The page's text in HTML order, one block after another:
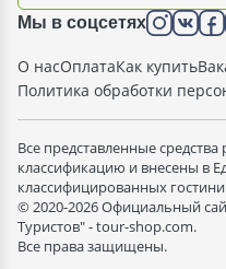
Мы в соцсетях
О насОплатаКак купить
Политика обработки
Все представленные
классификацию и внесены в
классифицированных
© 2020-2026 Официальный
Туристов" - tour-shop.com.
Все права защищены.